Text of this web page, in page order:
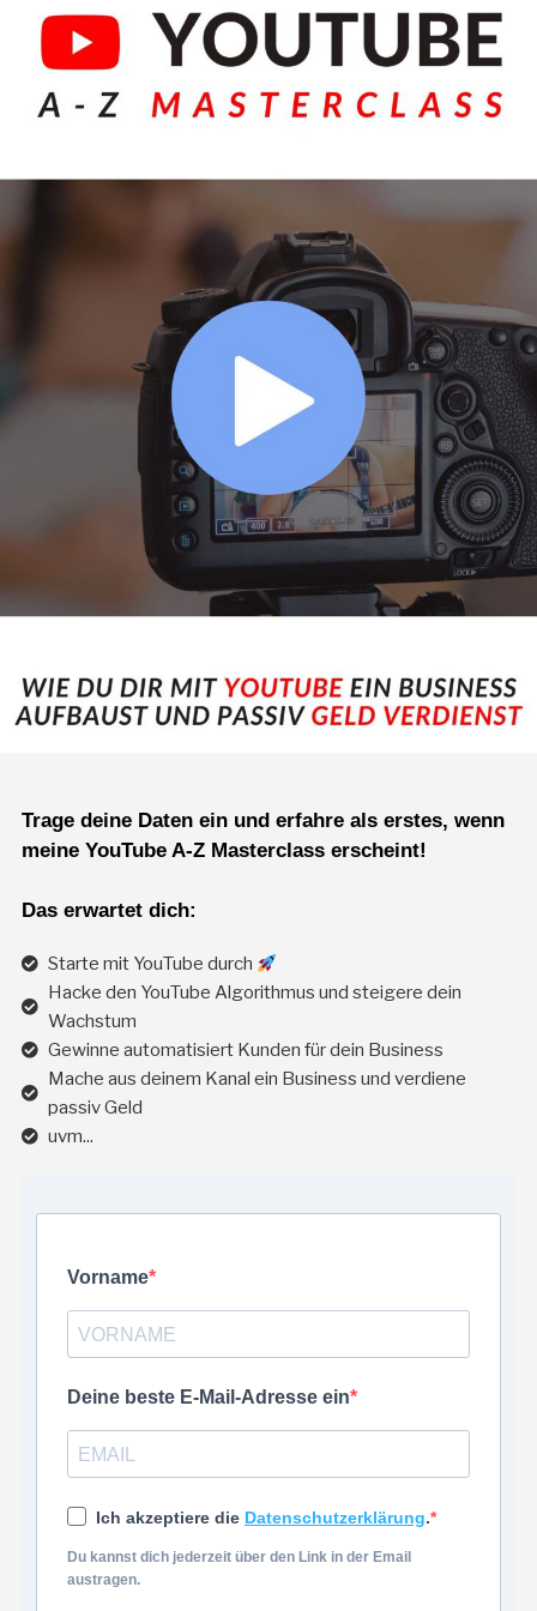
Trage deine Daten ein und erfahre als erstes, wenn
meine YouTube A-Z Masterclass erscheint!
Das erwartet dich:
Starte mit YouTube durch
Hacke den YouTube Algorithmus und steigere dein
Wachstum
Gewinne automatisiert Kunden für dein Business
Mache aus deinem Kanal ein Business und verdiene
passiv Geld
uvm...
Vorname
Deine beste E-Mail-Adresse ein
Ich akzeptiere die Datenschutzerklärung.
Du kannst dich jederzeit über den Link in der Email
austragen.